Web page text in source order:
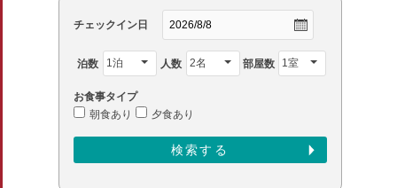
チェックイン日
泊数 人数 部屋数
お食事タイプ
朝食あり
夕食あり